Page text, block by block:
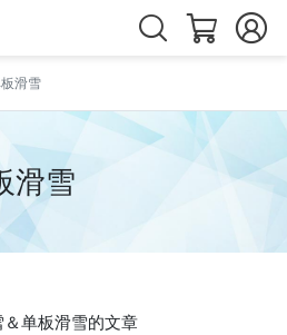
滑雪
滑雪
单板滑雪的文章